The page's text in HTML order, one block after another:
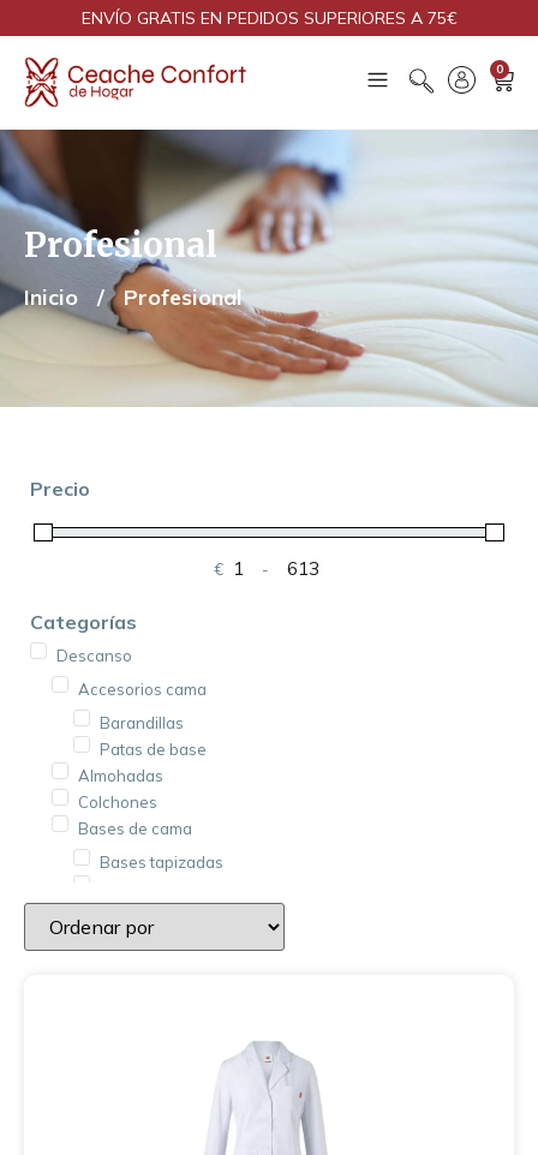
ENVÍO GRATIS EN PEDIDOS SUPERIORES A 75€
0
Profesional
Inicio / Profesional
Precio
€
Minimum Price
-
Maximum Price
Categorías
Descanso
Accesorios cama
Barandillas
Patas de base
Almohadas
Colchones
Bases de cama
Bases tapizadas
Cojines
Ropa de cama
Fundas de almohada